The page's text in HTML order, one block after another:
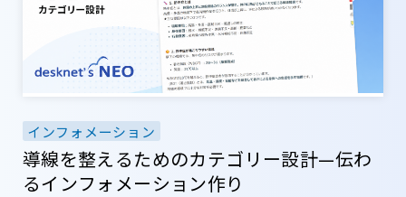
インフォメーション
導線を整えるためのカテゴリー設計—伝わ
るインフォメーション作り